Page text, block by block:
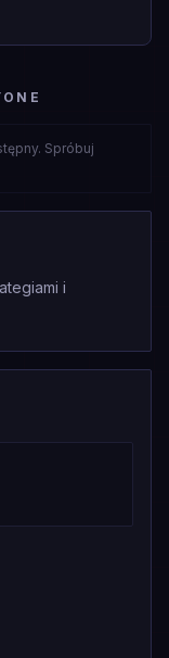
Spróbuj
i